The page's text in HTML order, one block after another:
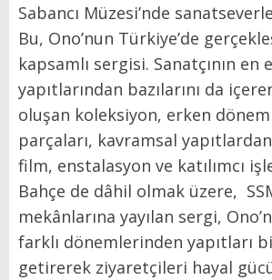
Sabancı Müzesi’nde
Bu, Ono’nun Türkiye’de
kapsamlı sergisi. Sanatçının
yapıtlarından bazılarını da
oluşan koleksiyon, erken
parçaları, kavramsal
film, enstalasyon ve katılımcı
Bahçe de dâhil olmak üzere,
mekânlarına yayılan sergi,
farklı dönemlerinden yapıtları
getirerek ziyaretçileri hayal